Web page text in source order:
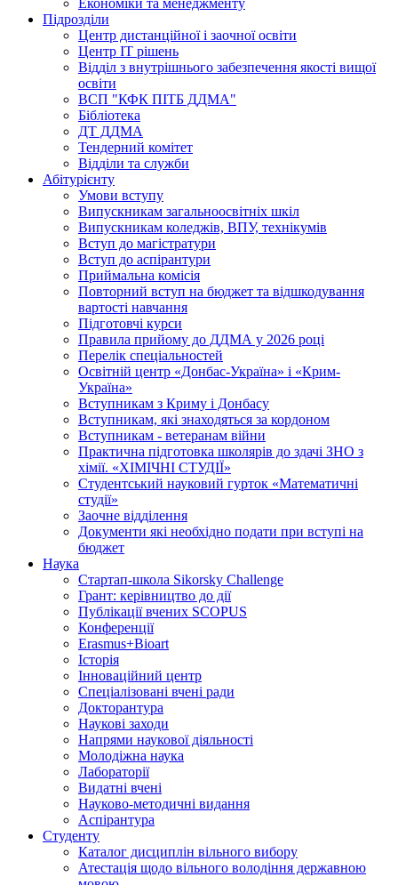
Підрозділи
Центр дистанційної і заочної освіти
Центр ІТ рішень
Відділ з внутрішнього забезпечення якості вищої
освіти
ВСП "КФК ПІТБ ДДМА"
Бібліотека
ДТ ДДМА
Тендерний комітет
Відділи та служби
Абітурієнту
Умови вступу
Випускникам загальноосвітніх шкіл
Випускникам коледжів, ВПУ, технікумів
Вступ до магістратури
Вступ до аспірантури
Приймальна комісія
Повторний вступ на бюджет та відшкодування
вартості навчання
Підготовчі курси
Правила прийому до ДДМА у 2026 році
Перелік спеціальностей
Освітній центр «Донбас-Україна» і «Крим-
Україна»
Вступникам з Криму і Донбасу
Вступникам, які знаходяться за кордоном
Вступникам - ветеранам війни
Практична підготовка школярів до здачі ЗНО з
хімії. «ХІМІЧНІ СТУДІЇ»
Студентський науковий гурток «Математичні
студії»
Заочне відділення
Документи які необхідно подати при вступі на
бюджет
Наука
Стартап-школа Sikorsky Challenge
Грант: керівництво до дії
Публікації вчених SCOPUS
Конференції
Erasmus+Bioart
Історія
Інноваційний центр
Спеціалізовані вчені ради
Докторантура
Наукові заходи
Напрями наукової діяльності
Молодіжна наука
Лабораторії
Видатні вчені
Науково-методичні видання
Аспірантура
Студенту
Каталог дисциплін вільного вибору
Атестація щодо вільного володіння державною